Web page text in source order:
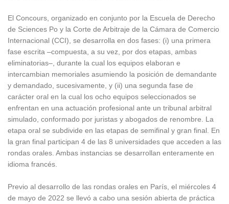
El Concours, organizado en conjunto por la Escuela de Derecho
de Sciences Po y la Corte de Arbitraje de la Cámara de Comercio
Internacional (CCI), se desarrolla en dos fases: (i) una primera
fase escrita –compuesta, a su vez, por dos etapas, ambas
eliminatorias–, durante la cual los equipos elaboran e
intercambian memoriales asumiendo la posición de demandante
y demandado, sucesivamente, y (ii) una segunda fase de
carácter oral en la cual los ocho equipos seleccionados se
enfrentan en una actuación profesional ante un tribunal arbitral
simulado, conformado por juristas y abogados de renombre. La
etapa oral se subdivide en las etapas de semifinal y gran final. En
la gran final participan 4 de las 8 universidades que acceden a las
rondas orales. Ambas instancias se desarrollan enteramente en
idioma francés.
Previo al desarrollo de las rondas orales en París, el miércoles 4
de mayo de 2022 se llevó a cabo una sesión abierta de práctica